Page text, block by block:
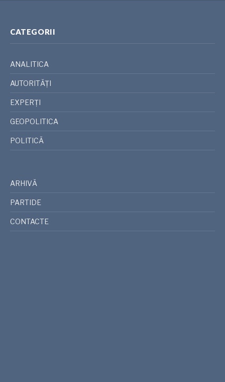
CATEGORII
ANALITICA
AUTORITĂȚI
EXPERȚI
GEOPOLITICA
POLITICĂ
ARHIVĂ
PARTIDE
CONTACTE